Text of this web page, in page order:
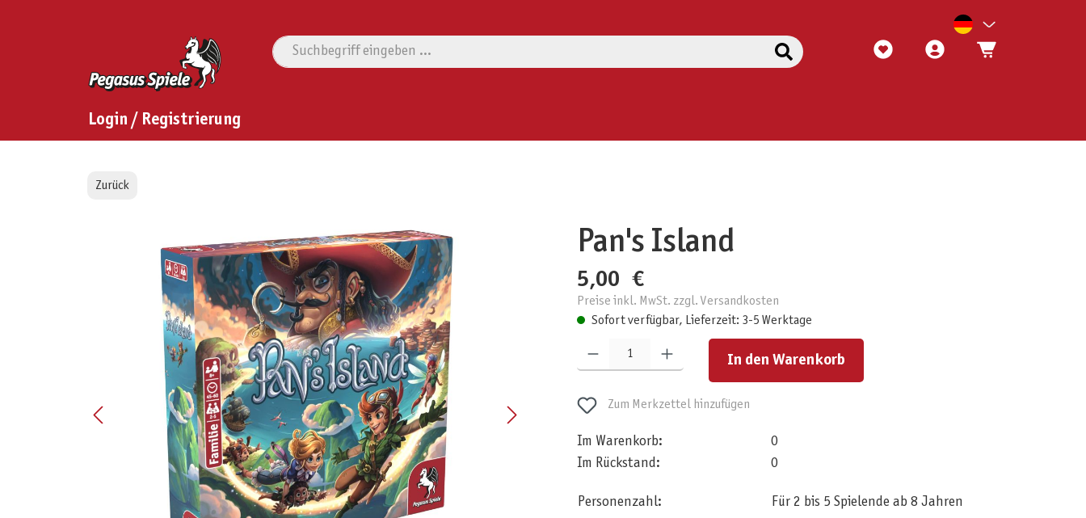
Login / Registrierung
Zurück
Pan's Island
5,00 €
Preise inkl. MwSt. zzgl. Versandkosten
Sofort verfügbar, Lieferzeit: 3-5 Werktage
In den Warenkorb
Zum Merkzettel hinzufügen
Im Warenkorb:
0
Im Rückstand:
0
Personenzahl:
Für 2 bis 5 Spielende ab 8 Jahren